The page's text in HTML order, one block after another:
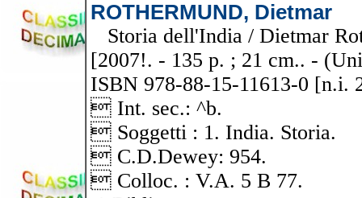
ROTHERMUND, Dietmar
Storia dell'India / Dietmar
[2007!. - 135 p. ; 21 cm.. -
ISBN 978-88-15-11613-0 [n.i.
 Int. sec.: ^b.
 Soggetti : 1. India. Storia.
 C.D.Dewey: 954.
 Colloc. : V.A. 5 B 77.